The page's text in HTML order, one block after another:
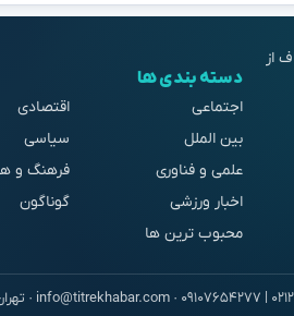
از
دسته بندی ها
اجتماعی
اقتصادی
بین الملل
سیاسی
علمی و فناوری
فرهنگ و
اخبار ورزشی
گوناگون
محبوب ترین ها